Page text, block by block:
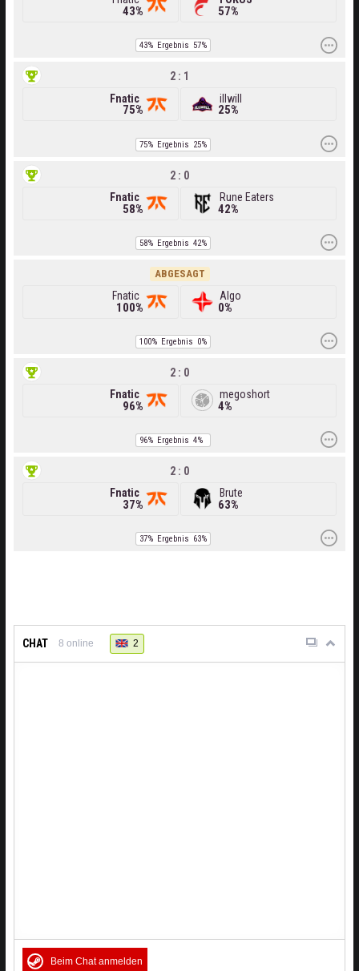
43% 57%
43% Ergebnis 57%
Fnatic
75%
2 : 1
25%
illwill
75% Ergebnis 25%
Fnatic
58%
2 : 0
42%
Rune Eaters
58% Ergebnis 42%
Fnatic
100%
ABGESAGT
0%
Algo
100% Ergebnis 0%
Fnatic
96%
2 : 0
4%
megoshort
96% Ergebnis 4%
Fnatic
37%
2 : 0
63%
Brute
37% Ergebnis 63%
CHAT 8 online 2
Beim Chat anmelden